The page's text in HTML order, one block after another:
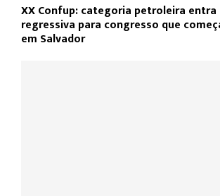
XX Confup: categoria petroleira
regressiva para congresso que
em Salvador